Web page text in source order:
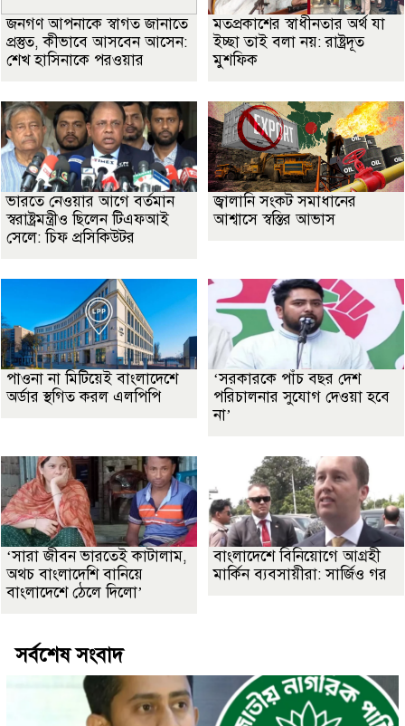
জনগণ আপনাকে স্বাগত জানাতে
প্রস্তুত, কীভাবে আসবেন আসেন:
শেখ হাসিনাকে পরওয়ার
মতপ্রকাশের স্বাধীনতার অর্থ যা
ইচ্ছা তাই বলা নয়: রাষ্ট্রদূত
মুশফিক
ভারতে নেওয়ার আগে বর্তমান
স্বরাষ্ট্রমন্ত্রীও ছিলেন টিএফআই
সেলে: চিফ প্রসিকিউটর
জ্বালানি সংকট সমাধানের
আশ্বাসে স্বস্তির আভাস
পাওনা না মিটিয়েই বাংলাদেশে
অর্ডার স্থগিত করল এলপিপি
‘সরকারকে পাঁচ বছর দেশ
পরিচালনার সুযোগ দেওয়া হবে
না’
‘সারা জীবন ভারতেই কাটালাম,
অথচ বাংলাদেশি বানিয়ে
বাংলাদেশে ঠেলে দিলো’
বাংলাদেশে বিনিয়োগে আগ্রহী
মার্কিন ব্যবসায়ীরা: সার্জিও গর
সর্বশেষ সংবাদ